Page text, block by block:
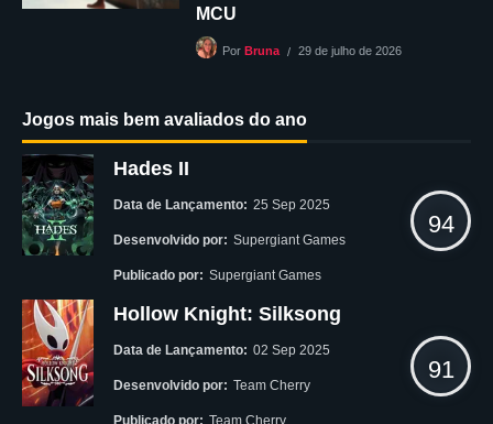
MCU
Por Bruna 29 de julho de 2026
Jogos mais bem avaliados do ano
Hades II
Data de Lançamento: 25 Sep 2025
Desenvolvido por: Supergiant Games
Publicado por: Supergiant Games
94
Hollow Knight: Silksong
Data de Lançamento: 02 Sep 2025
Desenvolvido por: Team Cherry
Publicado por: Team Cherry
91